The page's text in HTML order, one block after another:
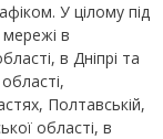
У цілому під
в
в Дніпрі та
Полтавській,
області, в